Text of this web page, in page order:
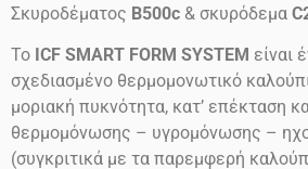
Σκυροδέματος B500c & σκυρόδεμα
Το ICF SMART FORM SYSTEM είναι
σχεδιασμένο θερμομονωτικό
μοριακή πυκνότητα, κατ’ επέκταση
θερμομόνωσης – υγρομόνωσης –
(συγκριτικά με τα παρεμφερή